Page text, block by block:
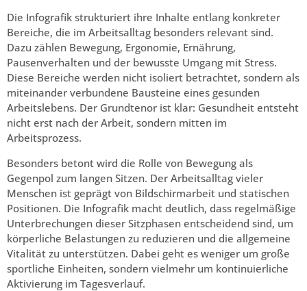
Die Infografik strukturiert ihre Inhalte entlang konkreter
Bereiche, die im Arbeitsalltag besonders relevant sind.
Dazu zählen Bewegung, Ergonomie, Ernährung,
Pausenverhalten und der bewusste Umgang mit Stress.
Diese Bereiche werden nicht isoliert betrachtet, sondern als
miteinander verbundene Bausteine eines gesunden
Arbeitslebens. Der Grundtenor ist klar: Gesundheit entsteht
nicht erst nach der Arbeit, sondern mitten im
Arbeitsprozess.
Besonders betont wird die Rolle von Bewegung als
Gegenpol zum langen Sitzen. Der Arbeitsalltag vieler
Menschen ist geprägt von Bildschirmarbeit und statischen
Positionen. Die Infografik macht deutlich, dass regelmäßige
Unterbrechungen dieser Sitzphasen entscheidend sind, um
körperliche Belastungen zu reduzieren und die allgemeine
Vitalität zu unterstützen. Dabei geht es weniger um große
sportliche Einheiten, sondern vielmehr um kontinuierliche
Aktivierung im Tagesverlauf.